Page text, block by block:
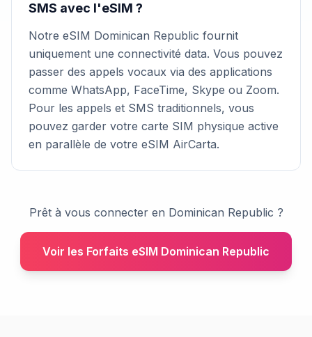
SMS avec l'eSIM ?
Notre eSIM Dominican Republic fournit
uniquement une connectivité data. Vous pouvez
passer des appels vocaux via des applications
comme WhatsApp, FaceTime, Skype ou Zoom.
Pour les appels et SMS traditionnels, vous
pouvez garder votre carte SIM physique active
en parallèle de votre eSIM AirCarta.
Prêt à vous connecter en Dominican Republic ?
Voir les Forfaits eSIM Dominican Republic